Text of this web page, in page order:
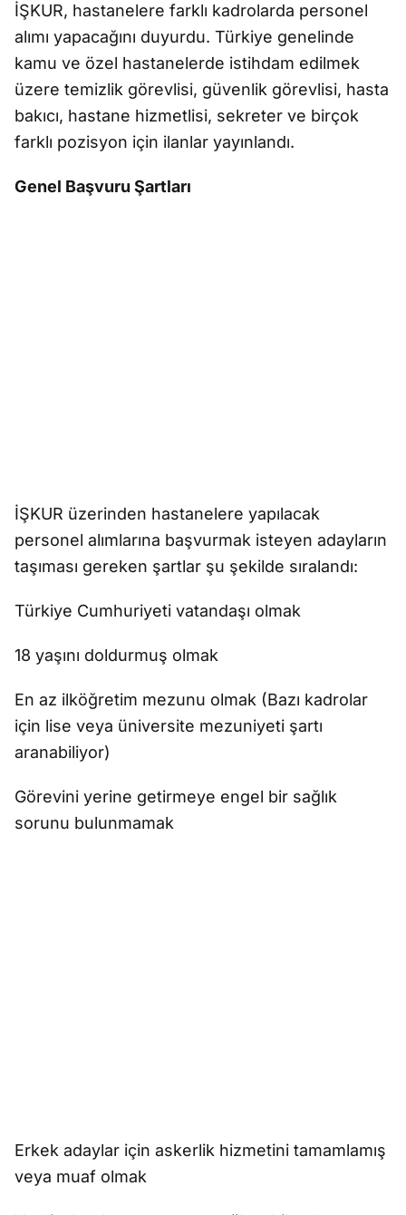
İŞKUR, hastanelere farklı kadrolarda personel
alımı yapacağını duyurdu. Türkiye genelinde
kamu ve özel hastanelerde istihdam edilmek
üzere temizlik görevlisi, güvenlik görevlisi, hasta
bakıcı, hastane hizmetlisi, sekreter ve birçok
farklı pozisyon için ilanlar yayınlandı.
Genel Başvuru Şartları
İŞKUR üzerinden hastanelere yapılacak
personel alımlarına başvurmak isteyen adayların
taşıması gereken şartlar şu şekilde sıralandı:
Türkiye Cumhuriyeti vatandaşı olmak
18 yaşını doldurmuş olmak
En az ilköğretim mezunu olmak (Bazı kadrolar
için lise veya üniversite mezuniyeti şartı
aranabiliyor)
Görevini yerine getirmeye engel bir sağlık
sorunu bulunmamak
Erkek adaylar için askerlik hizmetini tamamlamış
veya muaf olmak